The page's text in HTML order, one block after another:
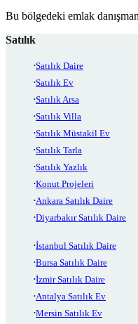
Bu bölgedeki emlak
Satılık
Satılık Daire
Satılık Ev
Satılık Arsa
Satılık Villa
Satılık Müstakil Ev
Satılık Tarla
Satılık Yazlık
Konut Projeleri
Ankara Satılık Daire
Diyarbakır Satılık Daire
İstanbul Satılık Daire
Bursa Satılık Daire
İzmir Satılık Daire
Antalya Satılık Ev
Mersin Satılık Ev